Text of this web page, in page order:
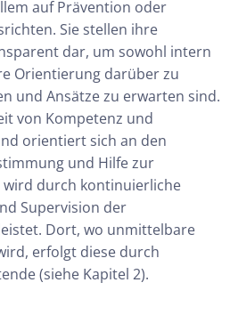
auf Prävention oder
Sie stellen ihre
dar, um sowohl intern
Orientierung darüber zu
und Ansätze zu erwarten sind.
von Kompetenz und
orientiert sich an den
und Hilfe zur
wird durch kontinuierliche
Supervision der
Dort, wo unmittelbare
erfolgt diese durch
(siehe Kapitel 2).